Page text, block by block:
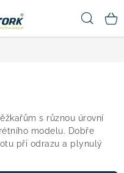
s různou úrovní
modelu. Dobře
při odrazu a plynulý